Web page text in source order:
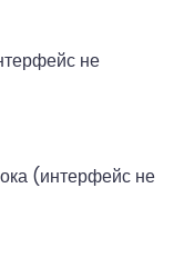
не
(интерфейс не